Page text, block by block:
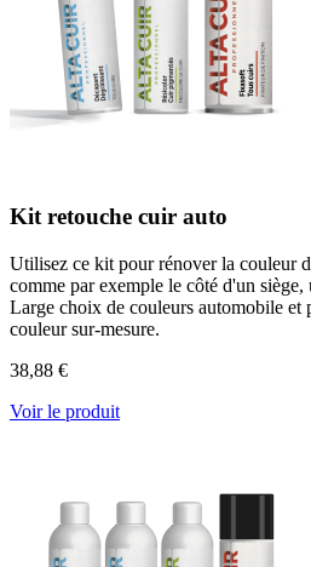
Kit retouche cuir auto
Utilisez ce kit pour rénover la couleur
comme par exemple le côté d'un siège,
Large choix de couleurs automobile et
couleur sur-mesure.
38,88 €
Voir le produit